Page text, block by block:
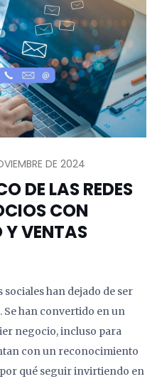
DE 2024
DE LAS REDES
CON
VENTAS
han dejado de ser
Se han convertido en un
negocio, incluso para
con un reconocimiento
qué seguir invirtiendo en